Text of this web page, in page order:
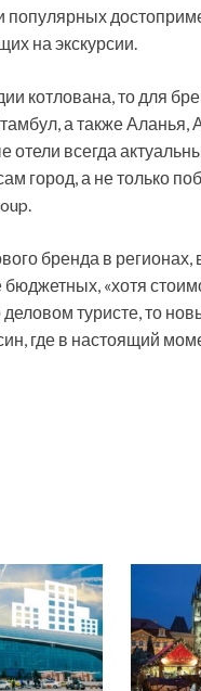
на экскурсии.
котлована, то для
а также Аланья,
всегда
город, а не только
бренда в регионах,
«хотя
туристе, то
где в настоящий